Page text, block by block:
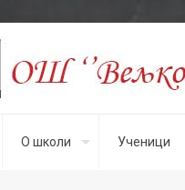
О школи Ученици